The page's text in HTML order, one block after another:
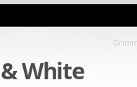
White